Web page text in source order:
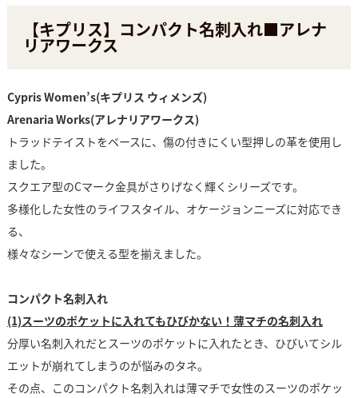
【キプリス】コンパクト名刺入れ■アレナ
リアワークス
Cypris Women’s(キプリス ウィメンズ)
Arenaria Works(アレナリアワークス)
トラッドテイストをベースに、傷の付きにくい型押しの革を使用し
ました。
スクエア型のCマーク金具がさりげなく輝くシリーズです。
多様化した女性のライフスタイル、オケージョンニーズに対応でき
る、
様々なシーンで使える型を揃えました。
コンパクト名刺入れ
(1)スーツのポケットに入れてもひびかない！薄マチの名刺入れ
分厚い名刺入れだとスーツのポケットに入れたとき、ひびいてシル
エットが崩れてしまうのが悩みのタネ。
その点、このコンパクト名刺入れは薄マチで女性のスーツのポケッ